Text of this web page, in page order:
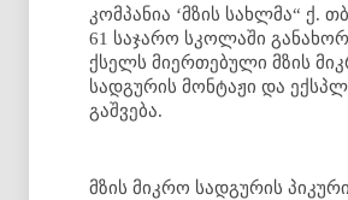
კომპანია ‘მზის სახლმა“ ქ.
61 საჯარო სკოლაში
ქსელს მიერთებული მზის
სადგურის მონტაჟი და
გაშვება.
მზის მიკრო სადგურის პიკური